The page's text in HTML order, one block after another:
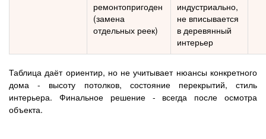
ремонтопригоден
(замена
отдельных реек)
индустриально,
не вписывается
в деревянный
интерьер
Таблица даёт ориентир, но не учитывает нюансы конкретного
дома - высоту потолков, состояние перекрытий, стиль
интерьера. Финальное решение - всегда после осмотра
объекта.